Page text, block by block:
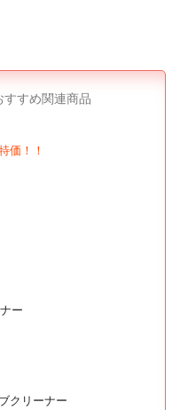
すすめ関連商品
価！！
ー
クリーナー